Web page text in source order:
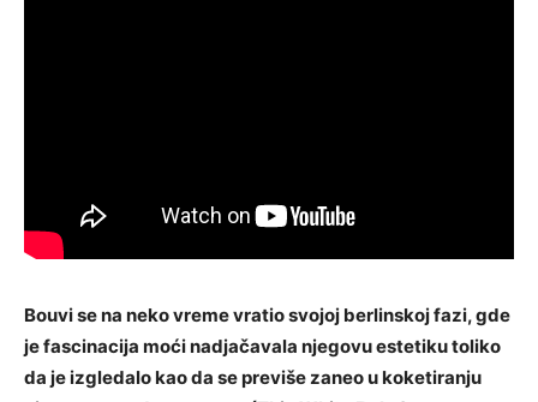
Bouvi se na neko vreme vratio svojoj berlinskoj fazi, gde
je fascinacija moći nadjačavala njegovu estetiku toliko
da je izgledalo kao da se previše zaneo u koketiranju